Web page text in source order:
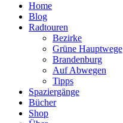
Home
Blog
Radtouren
Bezirke
Grüne Hauptwege
Brandenburg
Auf Abwegen
Tipps
Spaziergänge
Bücher
Shop